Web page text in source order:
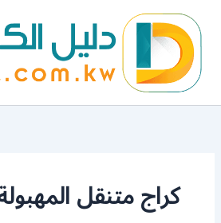
المحتوى
كراج متنقل